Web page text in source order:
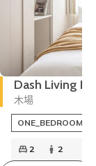
Dash Living
木場
ONE_BEDROOM
2 2